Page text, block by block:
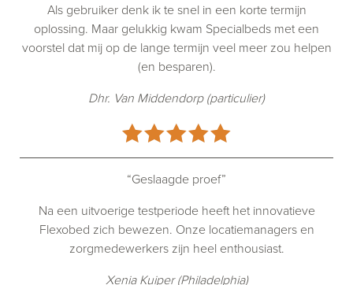
Als gebruiker denk ik te snel in een korte termijn
oplossing. Maar gelukkig kwam Specialbeds met een
voorstel dat mij op de lange termijn veel meer zou helpen
(en besparen).
Dhr. Van Middendorp (particulier)
“Geslaagde proef”
Na een uitvoerige testperiode heeft het innovatieve
Flexobed zich bewezen. Onze locatiemanagers en
zorgmedewerkers zijn heel enthousiast.
Xenia Kuiper (Philadelphia)